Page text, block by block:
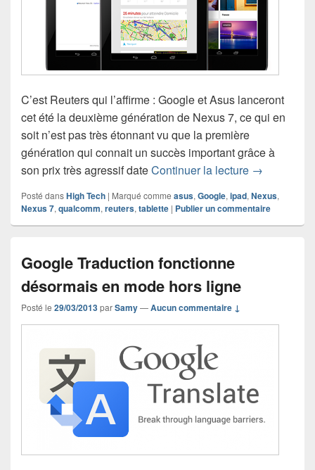
C’est Reuters qui l’affirme : Google et Asus lanceront
cet été la deuxième génération de Nexus 7, ce qui en
soit n’est pas très étonnant vu que la première
génération qui connait un succès important grâce à
son prix très agressif dateContinuer la lecture Vers une
→
Posté dansHigh Tech | Marqué comme asus, Google, ipad, Nexus,
Nexus 7, qualcomm, reuters, tablette | Publier un commentaire
Google Traduction fonctionne
désormais en mode hors ligne
Posté le 29/03/2013parSamy—Aucun commentaire ↓